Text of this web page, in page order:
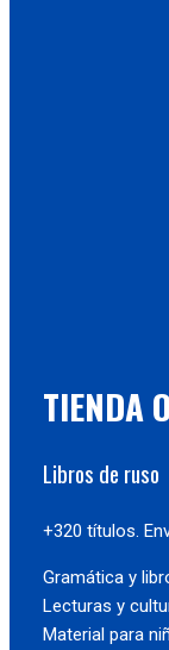
TIENDA
Libros de ruso
+320 títulos.
Gramática y
Lecturas y
Material para